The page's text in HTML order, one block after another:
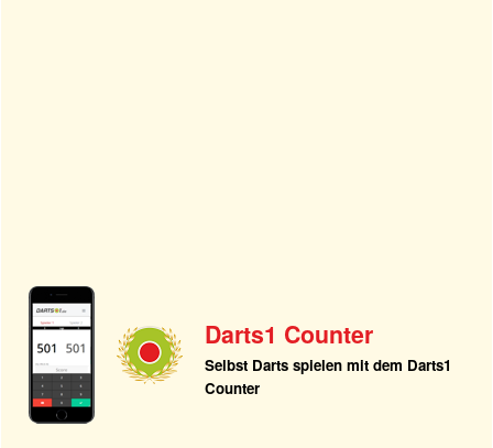
Darts1 Counter
Selbst Darts spielen mit dem Darts1
Counter